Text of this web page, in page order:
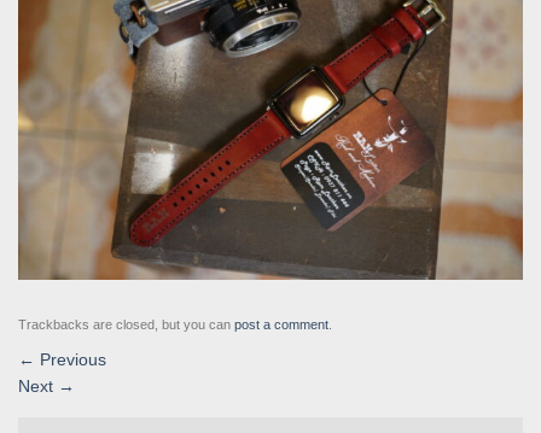
Trackbacks are closed, but you can post a comment
← Previous
Next →